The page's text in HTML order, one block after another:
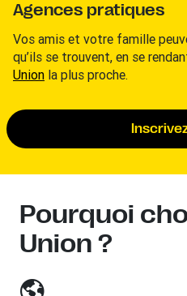
Agences pratiques
Vos amis et votre famille
qu’ils se trouvent, en se
Union la plus proche.
Pourquoi
Union ?